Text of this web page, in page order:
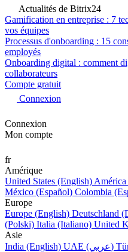
Actualités de Bitrix24
Gamification en entreprise : 7
vos équipes
Processus d'onboarding : 15
employés
Onboarding digital : comment
collaborateurs
Compte gratuit
Connexion
Connexion
Mon compte
fr
Amérique
United States (English)
México (Español) Colombia
Europe
Europe (English) Deutschland
(Polski) Italia (Italiano) United
Asie
India (English)
UAE (عربي)